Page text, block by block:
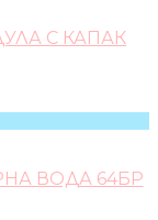
С КАПАК
ВОДА 64БР